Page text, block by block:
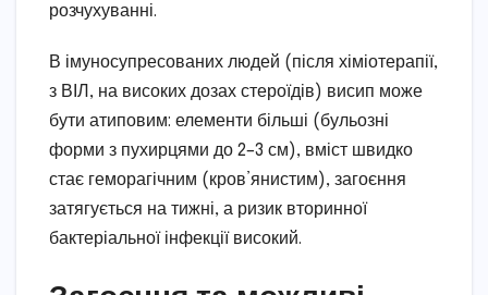
розчухуванні.
В імуносупресованих людей (після хіміотерапії,
з ВІЛ, на високих дозах стероїдів) висип може
бути атиповим: елементи більші (бульозні
форми з пухирцями до 2–3 см), вміст швидко
стає геморагічним (кров’янистим), загоєння
затягується на тижні, а ризик вторинної
бактеріальної інфекції високий.